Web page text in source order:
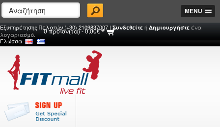
MENU
Γλώσσα
0 προϊόν(τα) - 0,00€
Εξυπηρέτησης Πελατών (+30) 2109837007 | Συνδεθείτε ή Δημιουργήστε ένα
λογαριασμό.